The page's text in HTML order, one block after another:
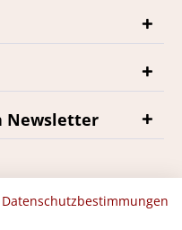
Newsletter
Datenschutzbestimmungen